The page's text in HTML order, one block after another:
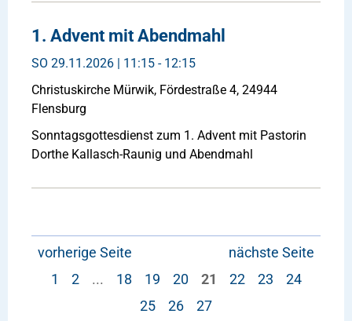
1. Advent mit Abendmahl
SO 29.11.2026 | 11:15 - 12:15
Christuskirche Mürwik, Fördestraße 4, 24944
Flensburg
Sonntagsgottesdienst zum 1. Advent mit Pastorin
Dorthe Kallasch-Raunig und Abendmahl
vorherige Seite
1
2 ... 18 19 20 21 22 23
24
25
26 27
nächste Seite